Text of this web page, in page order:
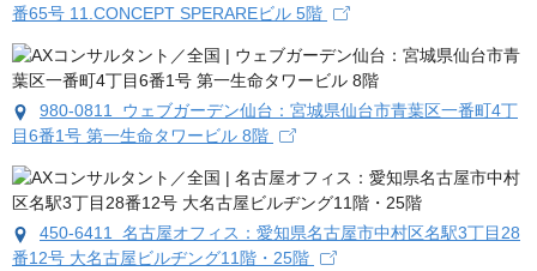
番65号 11.CONCEPT SPERAREビル 5階
980-0811 ウェブガーデン仙台：宮城県仙台市青葉区一番町4丁
目6番1号 第一生命タワービル 8階
450-6411 名古屋オフィス：愛知県名古屋市中村区名駅3丁目28
番12号 大名古屋ビルヂング11階・25階